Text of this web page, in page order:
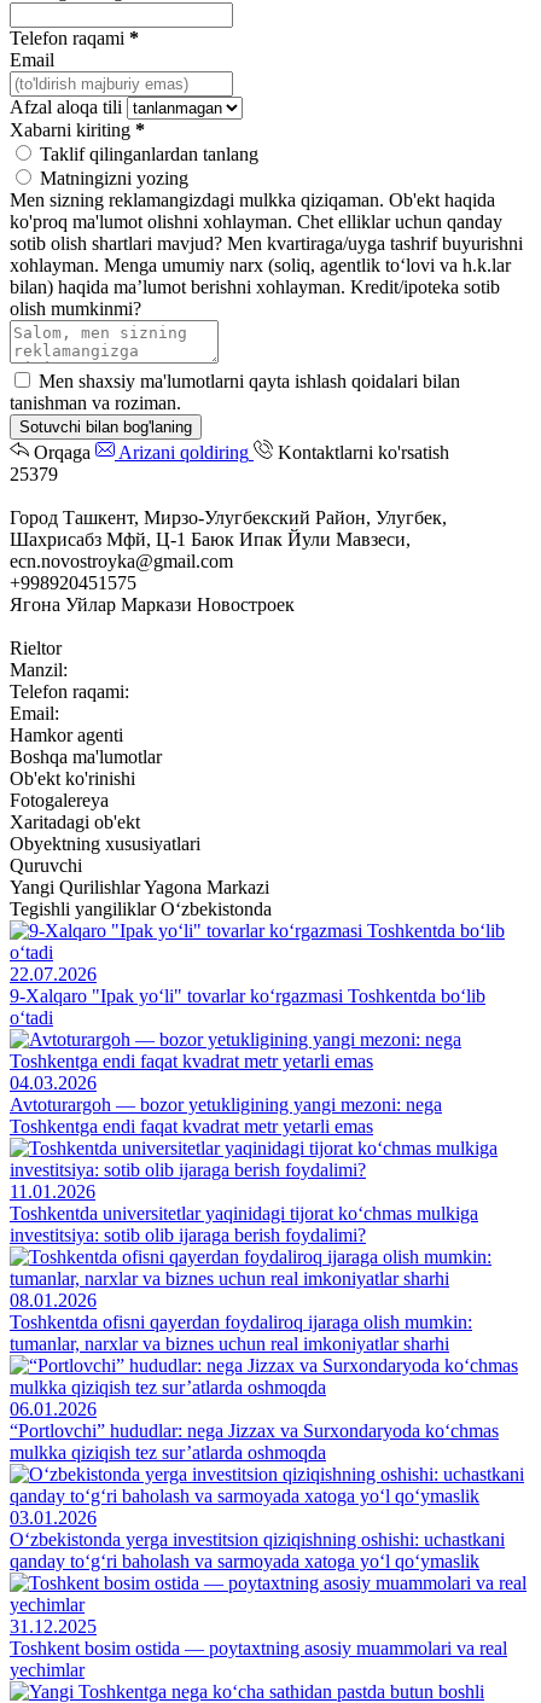
Telefon raqami *
Email
Afzal aloqa tili
Xabarni kiriting *
Taklif qilinganlardan tanlang
Matningizni yozing
Men sizning reklamangizdagi mulkka qiziqaman. Ob'ekt haqida
ko'proq ma'lumot olishni xohlayman. Chet elliklar uchun qanday
sotib olish shartlari mavjud? Men kvartiraga/uyga tashrif buyurishni
xohlayman. Menga umumiy narx (soliq, agentlik toʻlovi va h.k.lar
bilan) haqida maʼlumot berishni xohlayman. Kredit/ipoteka sotib
olish mumkinmi?
Men shaxsiy ma'lumotlarni qayta ishlash qoidalari bilan
tanishman va roziman.
Sotuvchi bilan bog'laning
Orqaga Arizani qoldiring
Kontaktlarni ko'rsatish
25379
Город Ташкент, Мирзо-Улугбекский Район, Улугбек,
Шахрисабз Мфй, Ц-1 Баюк Ипак Йули Мавзеси,
ecn.novostroyka@gmail.com
+998920451575
Ягона Уйлар Маркази Новостроек
Rieltor
Manzil:
Telefon raqami:
Email:
Hamkor agenti
Boshqa ma'lumotlar
Ob'ekt ko'rinishi
Fotogalereya
Xaritadagi ob'ekt
Obyektning xususiyatlari
Quruvchi
Yangi Qurilishlar Yagona Markazi
Tegishli yangiliklar O‘zbekistonda
22.07.2026
9-Xalqaro "Ipak yo‘li" tovarlar ko‘rgazmasi Toshkentda bo‘lib
o‘tadi
04.03.2026
Avtoturargoh — bozor yetukligining yangi mezoni: nega
Toshkentga endi faqat kvadrat metr yetarli emas
11.01.2026
Toshkentda universitetlar yaqinidagi tijorat ko‘chmas mulkiga
investitsiya: sotib olib ijaraga berish foydalimi?
08.01.2026
Toshkentda ofisni qayerdan foydaliroq ijaraga olish mumkin:
tumanlar, narxlar va biznes uchun real imkoniyatlar sharhi
06.01.2026
“Portlovchi” hududlar: nega Jizzax va Surxondaryoda ko‘chmas
mulkka qiziqish tez sur’atlarda oshmoqda
03.01.2026
O‘zbekistonda yerga investitsion qiziqishning oshishi: uchastkani
qanday to‘g‘ri baholash va sarmoyada xatoga yo‘l qo‘ymaslik
31.12.2025
Toshkent bosim ostida — poytaxtning asosiy muammolari va real
yechimlar